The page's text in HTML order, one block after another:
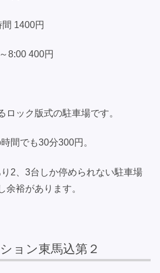
1400円
400円
ロック版式の駐車場です。
間でも30分300円。
2、3台しか停められない駐車場
余裕があります。
ョン東馬込第２